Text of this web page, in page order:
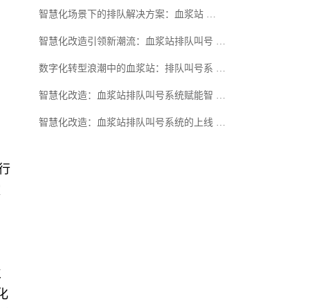
智慧化场景下的排队解决方案：血浆站 …
智慧化改造引领新潮流：血浆站排队叫号 …
数字化转型浪潮中的血浆站：排队叫号系 …
智慧化改造：血浆站排队叫号系统赋能智 …
智慧化改造：血浆站排队叫号系统的上线 …